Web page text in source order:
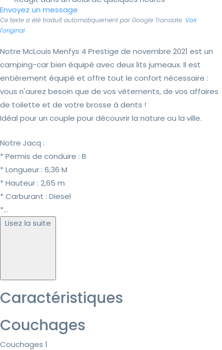
Envoyez un message
Ce texte a été traduit automatiquement par Google Translate. Voir
l'original
Notre McLouis Menfys 4 Prestige de novembre 2021 est un
camping-car bien équipé avec deux lits jumeaux. Il est
entièrement équipé et offre tout le confort nécessaire :
vous n'aurez besoin que de vos vêtements, de vos affaires
de toilette et de votre brosse à dents !
Idéal pour un couple pour découvrir la nature ou la ville.
Notre Jacq :
* Permis de conduire : B
* Longueur : 6,36 M
* Hauteur : 2,65 m
* Carburant : Diesel
*...
Lisez la suite
Caractéristiques
Couchages
Couchages 1